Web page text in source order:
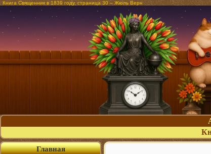
Книга Священник в 1839 году, страница 30 – Жюль Верн
Главная